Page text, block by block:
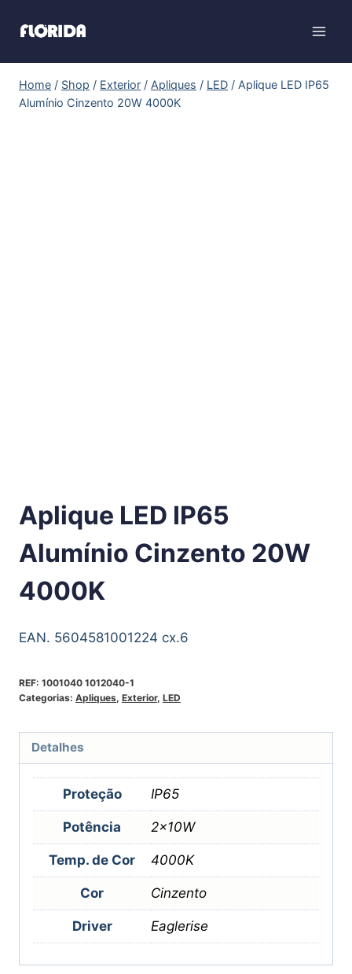
Home / Shop / Exterior / Apliques / LED / Aplique LED IP65
Alumínio Cinzento 20W 4000K
Aplique LED IP65
Alumínio Cinzento 20W
4000K
EAN. 5604581001224 cx.6
REF: 1001040 1012040-1
Categorias: Apliques, Exterior, LED
Detalhes
Proteção IP65
Potência 2x10W
Temp. de Cor 4000K
Cor Cinzento
Driver Eaglerise